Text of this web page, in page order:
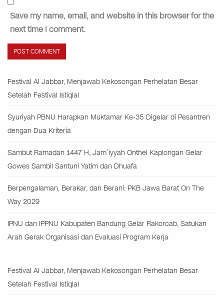
Save my name, email, and website in this browser for the
next time I comment.
Festival Al Jabbar, Menjawab Kekosongan Perhelatan Besar
Setelah Festival Istiqlal
Syuriyah PBNU Harapkan Muktamar Ke-35 Digelar di Pesantren
dengan Dua Kriteria
Sambut Ramadan 1447 H, Jam’iyyah Onthel Kaplongan Gelar
Gowes Sambil Santuni Yatim dan Dhuafa
Berpengalaman, Berakar, dan Berani: PKB Jawa Barat On The
Way 2029
IPNU dan IPPNU Kabupaten Bandung Gelar Rakorcab, Satukan
Arah Gerak Organisasi dan Evaluasi Program Kerja
Festival Al Jabbar, Menjawab Kekosongan Perhelatan Besar
Setelah Festival Istiqlal